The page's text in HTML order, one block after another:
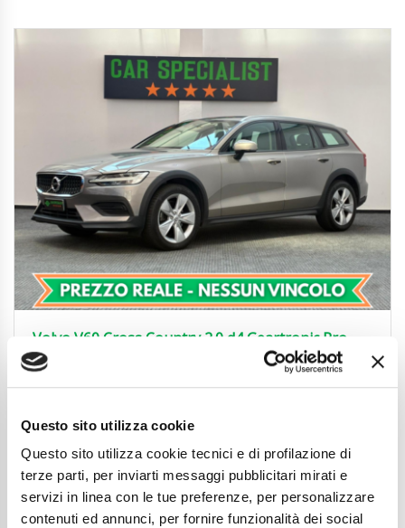
Questo sito utilizza cookie
Questo sito utilizza cookie tecnici e di profilazione di
terze parti, per inviarti messaggi pubblicitari mirati e
servizi in linea con le tue preferenze, per personalizzare
contenuti ed annunci, per fornire funzionalità dei social
Volvo V60 Cross Country 2.0 d4 Geartronic Pro
AWD MY20 – APPLE CAR PLAY|NAVI|SENSORI
21.900€
Chilometraggio
Tipo Di Carburante
Diesel
Cambio
Automatico
Normativa Euro
Euro6